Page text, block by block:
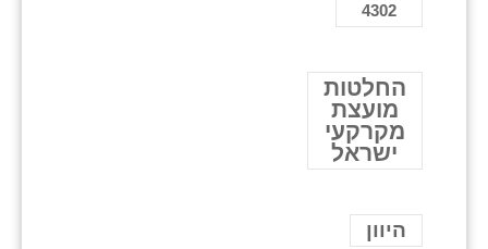
4302
החלטות
מועצת
מקרקעי
ישראל
היוון